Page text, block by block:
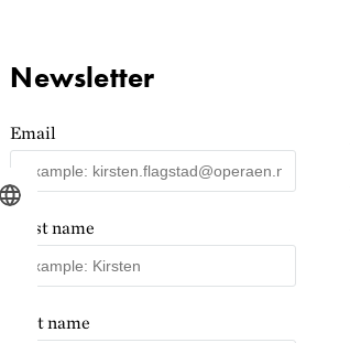
Newsletter
Email
First name
Last name